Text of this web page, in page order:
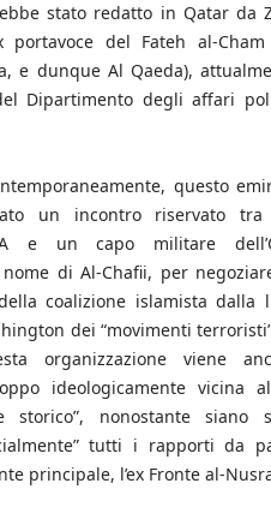
stato redatto in Qatar da
portavoce del Fateh al-Cham
e dunque Al Qaeda),
Dipartimento degli affari
questo
un incontro riservato
e un capo militare
di Al-Chafii, per
coalizione islamista dalla
dei “movimenti
organizzazione viene
ideologicamente vicina
storico”, nonostante siano
tutti i rapporti da
principale, l’ex Fronte al-